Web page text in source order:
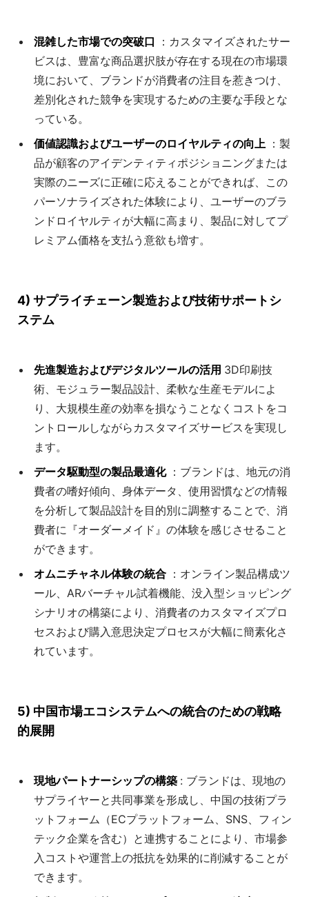
混雑した市場での突破口
：カスタマイズされたサー
ビスは、豊富な商品選択肢が存在する現在の市場環
境において、ブランドが消費者の注目を惹きつけ、
差別化された競争を実現するための主要な手段とな
っている。
価値認識およびユーザーのロイヤルティの向上 ：製
品が顧客のアイデンティティポジショニングまたは
実際のニーズに正確に応えることができれば、この
パーソナライズされた体験により、ユーザーのブラ
ンドロイヤルティが大幅に高まり、製品に対してプ
レミアム価格を支払う意欲も増す。
4) サプライチェーン製造および技術サポートシ
ステム
先進製造およびデジタルツールの活用 3D印刷技
術、モジュラー製品設計、柔軟な生産モデルによ
り、大規模生産の効率を損なうことなくコストをコ
ントロールしながらカスタマイズサービスを実現し
ます。
データ駆動型の製品最適化 ：ブランドは、地元の消
費者の嗜好傾向、身体データ、使用習慣などの情報
を分析して製品設計を目的別に調整することで、消
費者に『オーダーメイド』の体験を感じさせること
ができます。
オムニチャネル体験の統合 ：オンライン製品構成ツ
ール、ARバーチャル試着機能、没入型ショッピング
シナリオの構築により、消費者のカスタマイズプロ
セスおよび購入意思決定プロセスが大幅に簡素化さ
れています。
5) 中国市場エコシステムへの統合のための戦略
的展開
現地パートナーシップの構築 : ブランドは、現地の
サプライヤーと共同事業を形成し、中国の技術プラ
ットフォーム（ECプラットフォーム、SNS、フィン
テック企業を含む）と連携することにより、市場参
入コストや運営上の抵抗を効果的に削減することが
できます。